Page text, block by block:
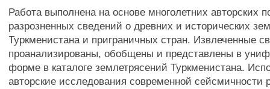
Работа выполнена на основе многолетних авторских
разрозненных сведений о древних и исторических
Туркменистана и приграничных стран. Извлеченные
проанализированы, обобщены и представлены в
форме в каталоге землетрясений Туркменистана.
авторские исследования современной сейсмичности